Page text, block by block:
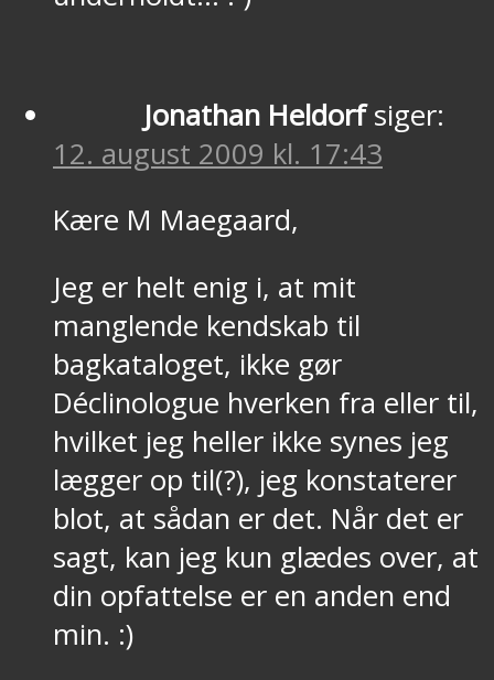
Jonathan Heldorf siger:
12. august 2009 kl. 17:43
Kære M Maegaard,
Jeg er helt enig i, at mit
manglende kendskab til
bagkataloget, ikke gør
Déclinologue hverken fra eller til,
hvilket jeg heller ikke synes jeg
lægger op til(?), jeg konstaterer
blot, at sådan er det. Når det er
sagt, kan jeg kun glædes over, at
din opfattelse er en anden end
min. :)